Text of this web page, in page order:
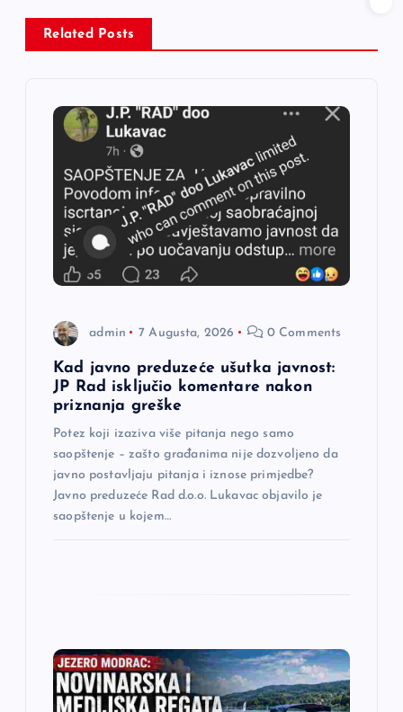
a
c
Related Posts
admin 7 Augusta, 2026 0 Comments
Kad javno preduzeće ušutka javnost:
JP Rad isključio komentare nakon
priznanja greške
Potez koji izaziva više pitanja nego samo
saopštenje – zašto građanima nije dozvoljeno da
javno postavljaju pitanja i iznose primjedbe?
Javno preduzeće Rad d.o.o. Lukavac objavilo je
saopštenje u kojem…